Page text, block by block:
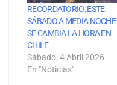
RECORDATORIO: ESTE
SÁBADO A MEDIA NOCHE
SE CAMBIA LA HORA EN
CHILE
Sábado, 4 Abril 2026
En "Noticias"